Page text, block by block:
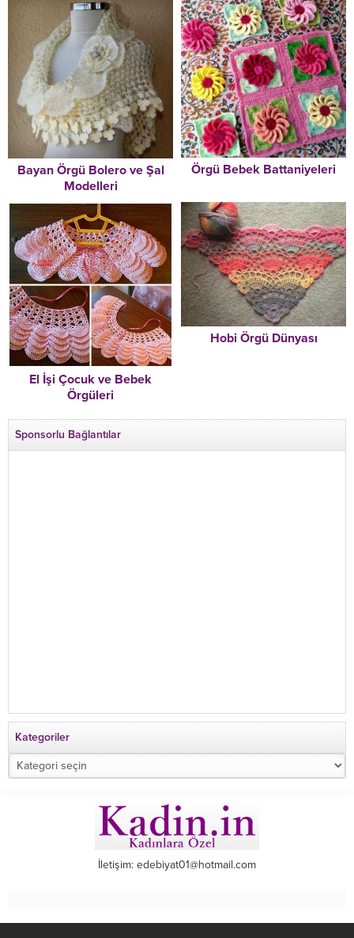
Bayan Örgü Bolero ve Şal
Modelleri
Örgü Bebek Battaniyeleri
El İşi Çocuk ve Bebek
Örgüleri
Hobi Örgü Dünyası
Sponsorlu Bağlantılar
Kategoriler
Kategoriler
İletişim: edebiyat01@hotmail.com